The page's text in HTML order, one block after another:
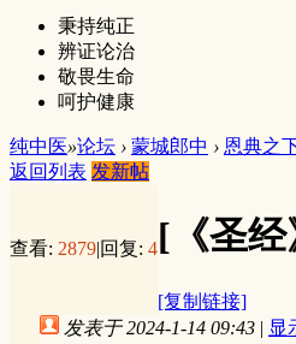
秉持纯正
辨证论治
敬畏生命
呵护健康
纯中医»论坛 › 蒙城郎中 › 恩典之
返回列表 发新帖
查看: 2879|回复: 4[《圣
[复制链接]
发表于 2024-1-14 09:43 | 显